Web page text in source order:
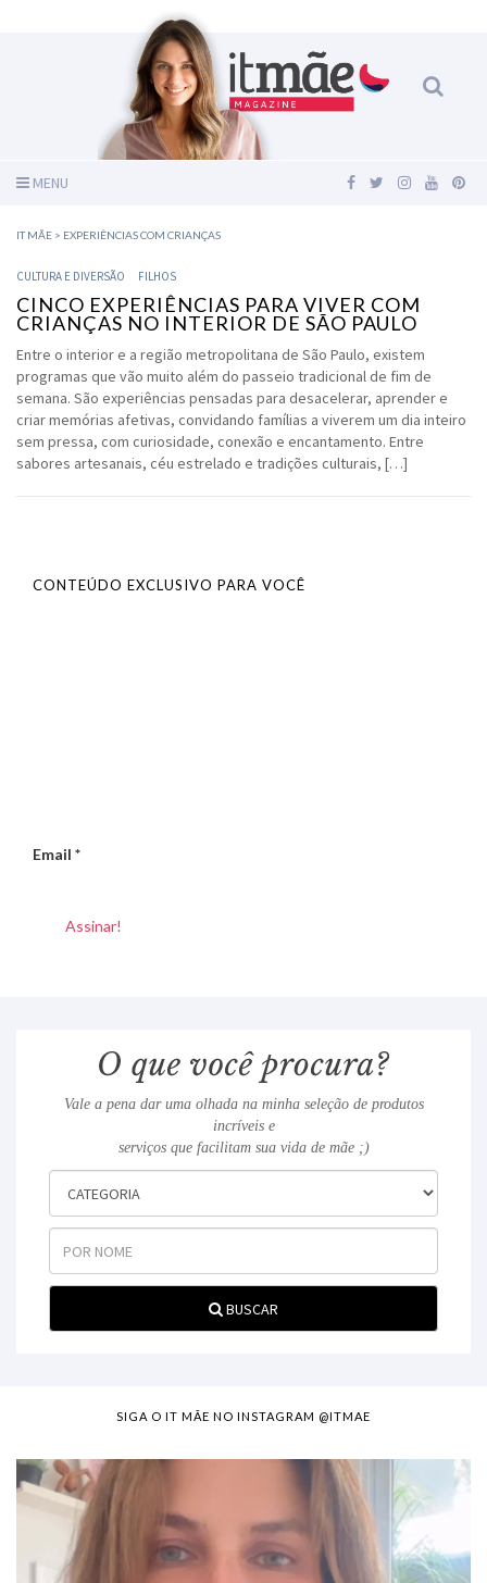
MENU
IT MÃE > EXPERIÊNCIAS COM CRIANÇAS
CULTURA E DIVERSÃO FILHOS
CINCO EXPERIÊNCIAS PARA VIVER COM
CRIANÇAS NO INTERIOR DE SÃO PAULO
Entre o interior e a região metropolitana de São Paulo, existem
programas que vão muito além do passeio tradicional de fim de
semana. São experiências pensadas para desacelerar, aprender e
criar memórias afetivas, convidando famílias a viverem um dia inteiro
sem pressa, com curiosidade, conexão e encantamento. Entre
sabores artesanais, céu estrelado e tradições culturais, […]
CONTEÚDO EXCLUSIVO PARA VOCÊ
Email *
Vale a pena dar uma olhada na minha seleção de produtos
incríveis e
serviços que facilitam sua vida de mãe ;)
BUSCAR
SIGA O IT MÃE NO INSTAGRAM @ITMAE